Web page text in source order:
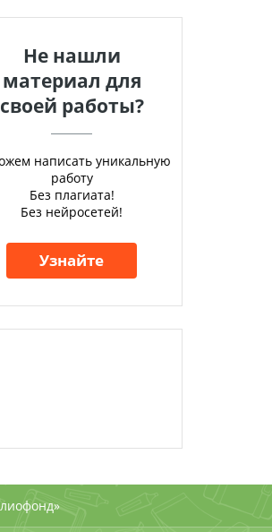
Не нашли
материал для
своей работы?
написать уникальную
работу
Без плагиата!
Без нейросетей!
Узнайте